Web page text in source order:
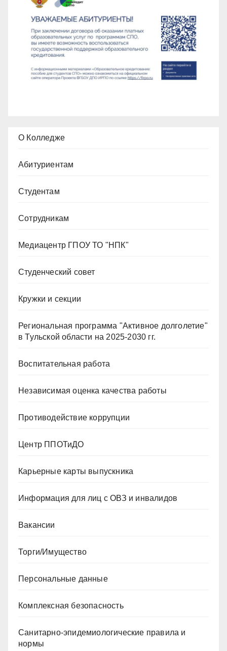
О Колледже
Абитуриентам
Студентам
Сотрудникам
Медиацентр ГПОУ ТО "НПК"
Студенческий совет
Кружки и секции
Региональная программа "Активное долголетие"
в Тульской области на 2025-2030 гг.
Воспитательная работа
Независимая оценка качества работы
Противодействие коррупции
Центр ППОТиДО
Карьерные карты выпускника
Информация для лиц с ОВЗ и инвалидов
Вакансии
Торги/Имущество
Персональные данные
Комплексная безопасность
Санитарно-эпидемиологические правила и
нормы